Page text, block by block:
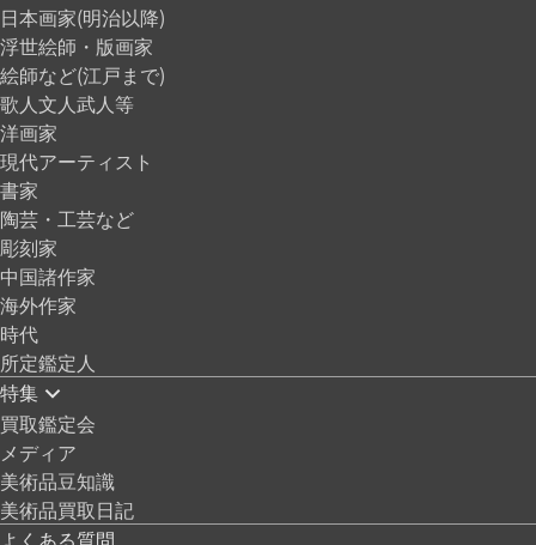
日本画家(明治以降)
浮世絵師・版画家
絵師など(江戸まで)
歌人文人武人等
洋画家
現代アーティスト
書家
陶芸・工芸など
彫刻家
中国諸作家
海外作家
時代
所定鑑定人
特集
買取鑑定会
メディア
美術品豆知識
美術品買取日記